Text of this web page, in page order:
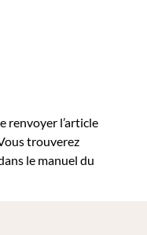
renvoyer l’article
trouverez
le manuel du